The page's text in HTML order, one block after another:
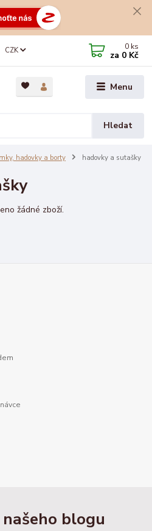
Menu
CZK
Hledat
0 ks
za 0 Kč
hadovky a borty hadovky a sutašky
žádné zboží.
blogu